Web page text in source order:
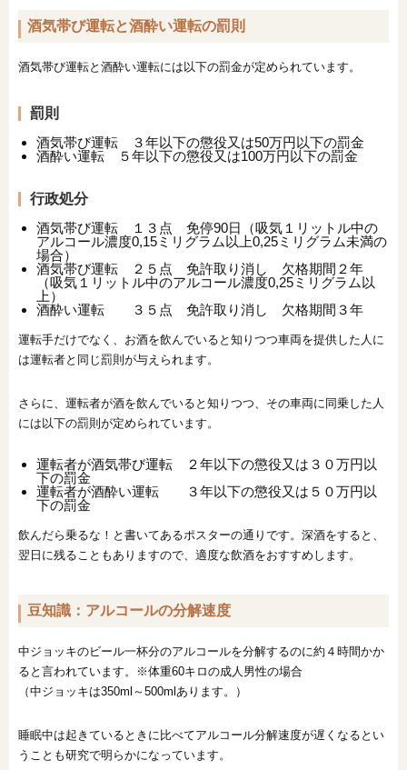
酒気帯び運転と酒酔い運転の罰則
酒気帯び運転と酒酔い運転には以下の罰金が定められています。
罰則
酒気帯び運転 ３年以下の懲役又は50万円以下の罰金
酒酔い運転 ５年以下の懲役又は100万円以下の罰金
行政処分
酒気帯び運転 １３点 免停90日（吸気１リットル中の
アルコール濃度0,15ミリグラム以上0,25ミリグラム未満の
場合）
酒気帯び運転 ２５点 免許取り消し 欠格期間２年
（吸気１リットル中のアルコール濃度0,25ミリグラム以
上）
酒酔い運転 ３５点 免許取り消し 欠格期間３年
運転手だけでなく、お酒を飲んでいると知りつつ車両を提供した人に
は運転者と同じ罰則が与えられます。
さらに、運転者が酒を飲んでいると知りつつ、その車両に同乗した人
には以下の罰則が定められています。
運転者が酒気帯び運転 ２年以下の懲役又は３０万円以
下の罰金
運転者が酒酔い運転 ３年以下の懲役又は５０万円以
下の罰金
飲んだら乗るな！と書いてあるポスターの通りです。深酒をすると、
翌日に残ることもありますので、適度な飲酒をおすすめします。
豆知識：アルコールの分解速度
中ジョッキのビール一杯分のアルコールを分解するのに約４時間かか
ると言われています。※体重60キロの成人男性の場合
（中ジョッキは350ml～500mlあります。）
睡眠中は起きているときに比べてアルコール分解速度が遅くなるとい
うことも研究で明らかになっています。